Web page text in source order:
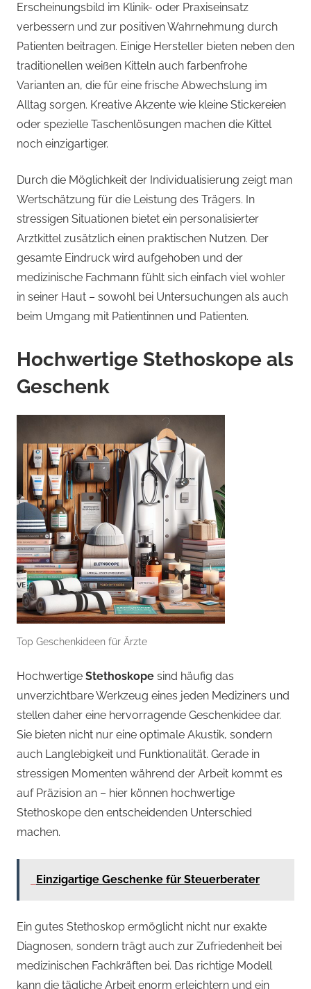
Erscheinungsbild im Klinik- oder Praxiseinsatz
verbessern und zur positiven Wahrnehmung durch
Patienten beitragen. Einige Hersteller bieten neben den
traditionellen weißen Kitteln auch farbenfrohe
Varianten an, die für eine frische Abwechslung im
Alltag sorgen. Kreative Akzente wie kleine Stickereien
oder spezielle Taschenlösungen machen die Kittel
noch einzigartiger.
Durch die Möglichkeit der Individualisierung zeigt man
Wertschätzung für die Leistung des Trägers. In
stressigen Situationen bietet ein personalisierter
Arztkittel zusätzlich einen praktischen Nutzen. Der
gesamte Eindruck wird aufgehoben und der
medizinische Fachmann fühlt sich einfach viel wohler
in seiner Haut – sowohl bei Untersuchungen als auch
beim Umgang mit Patientinnen und Patienten.
Hochwertige Stethoskope als
Geschenk
Top Geschenkideen für Ärzte
Hochwertige Stethoskope sind häufig das
unverzichtbare Werkzeug eines jeden Mediziners und
stellen daher eine hervorragende Geschenkidee dar.
Sie bieten nicht nur eine optimale Akustik, sondern
auch Langlebigkeit und Funktionalität. Gerade in
stressigen Momenten während der Arbeit kommt es
auf Präzision an – hier können hochwertige
Stethoskope den entscheidenden Unterschied
machen.
Einzigartige Geschenke für Steuerberater
Ein gutes Stethoskop ermöglicht nicht nur exakte
Diagnosen, sondern trägt auch zur Zufriedenheit bei
medizinischen Fachkräften bei. Das richtige Modell
kann die tägliche Arbeit enorm erleichtern und ein